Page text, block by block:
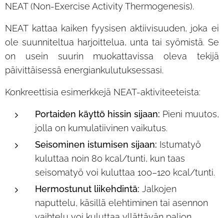
NEAT (Non-Exercise Activity Thermogenesis).
NEAT kattaa kaiken fyysisen aktiivisuuden, joka ei
ole suunniteltua harjoittelua, unta tai syömistä. Se
on usein suurin muokattavissa oleva tekijä
päivittäisessä energiankulutuksessasi.
Konkreettisia esimerkkejä NEAT-aktiviteeteista:
Portaiden käyttö hissin sijaan: Pieni muutos,
jolla on kumulatiivinen vaikutus.
Seisominen istumisen sijaan: Istumatyö
kuluttaa noin 80 kcal/tunti, kun taas
seisomatyö voi kuluttaa 100–120 kcal/tunti.
Hermostunut liikehdintä: Jalkojen
naputtelu, käsillä elehtiminen tai asennon